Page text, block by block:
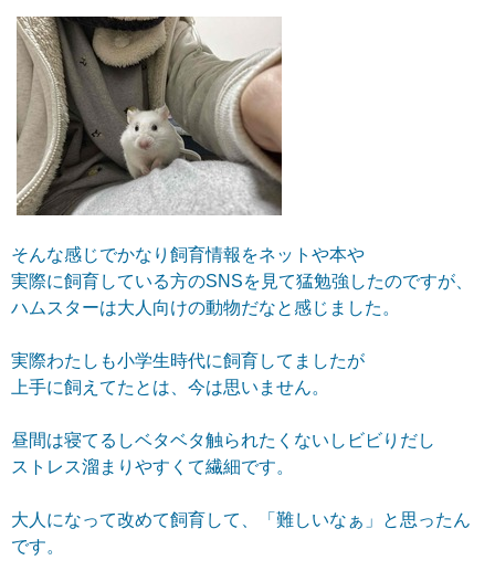
そんな感じでかなり飼育情報をネットや本や
実際に飼育している方のSNSを見て猛勉強したのですが、
ハムスターは大人向けの動物だなと感じました。
実際わたしも小学生時代に飼育してましたが
上手に飼えてたとは、今は思いません。
昼間は寝てるしベタベタ触られたくないし ビビりだし
ストレス溜まりやすくて繊細です。
大人になって改めて飼育して、「難しいなぁ」と思ったん
です。